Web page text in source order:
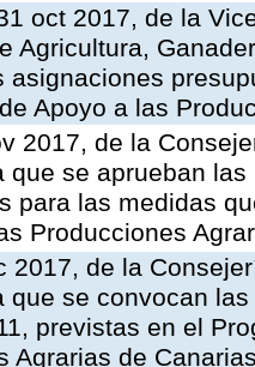
oct 2017, de la
Agricultura,
asignaciones
Apoyo a las
2017, de la
que se aprueban
para las medidas
Producciones
2017, de la
que se convocan
previstas en el
Agrarias de